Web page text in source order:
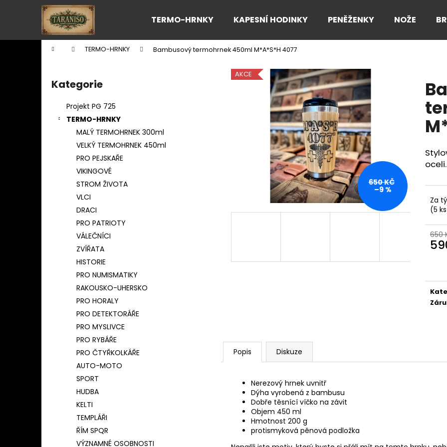
TERMO-HRNKY KAPESNÍ HODINKY PENĚŽENKY NOŽE
Domů TERMO-HRNKY Bambusový termohrnek 450ml M*A*S*H 4077
Přeskočit
kategorie
Kategorie
Projekt PG 725
TERMO-HRNKY
MALÝ TERMOHRNEK 300ml
VELKÝ TERMOHRNEK 450ml
PRO PEJSKAŘE
VIKINGOVÉ
STROM ŽIVOTA
VLCI
DRACI
PRO PATRIOTY
VÁLEČNÍCI
ZVÍŘATA
HISTORIE
PRO NUMISMATIKY
RAKOUSKO-UHERSKO
PRO HORALY
PRO DETEKTORÁŘE
PRO MYSLIVCE
PRO RYBÁŘE
PRO ČTYŘKOLKÁŘE
AUTO-MOTO
SPORT
HUDBA
KELTI
TEMPLÁŘI
ŘÍM SPQR
VÝZNAMNÉ OSOBNOSTI
oceli.
Za
(5
650
AKCE
650 KČ
–9 %
Popis Diskuze
Nerezový hrnek uvnitř
Dýha vyrobená z bambusu
Dobře těsnící víčko na závit
Objem 450 ml
Hmotnost 200 g
protismyková pěnová podložka
í
Zpět
do
Zpět
do
Co potřebujete najít?
Doporučujeme
BAMBUSOVÝ TERMOHRNEK 450ML
ČESKÝ LEV
590 Kč
KAPESNÍ
490